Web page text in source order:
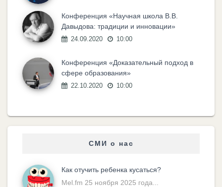
Конференция «Научная школа В.В.
Давыдова: традиции и инновации»
24.09.2020 10:00
Конференция «Доказательный подход в
сфере образования»
22.10.2020 10:00
СМИ о нас
Как отучить ребенка кусаться?
Mel.fm 25 ноября 2025 года...